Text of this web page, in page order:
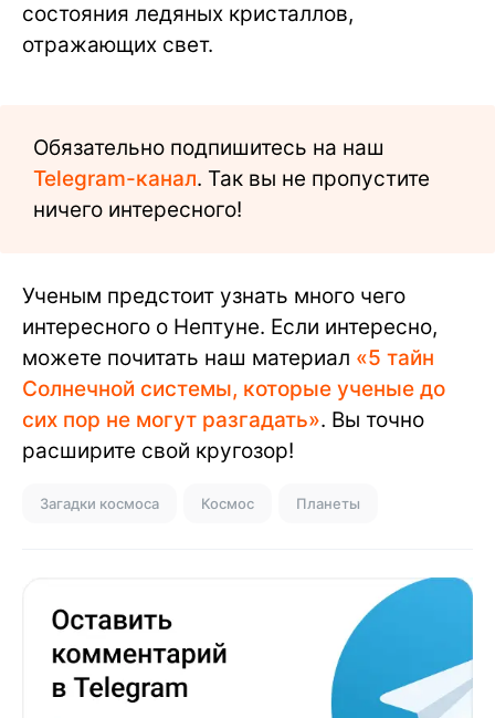
состояния ледяных кристаллов,
отражающих свет.
Обязательно подпишитесь на наш
Telegram-канал. Так вы не пропустите
ничего интересного!
Ученым предстоит узнать много чего
интересного о Нептуне. Если интересно,
можете почитать наш материал «5 тайн
Солнечной системы, которые ученые до
сих пор не могут разгадать». Вы точно
расширите свой кругозор!
Загадки космоса Космос Планеты